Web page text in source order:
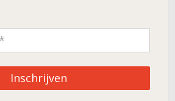
Inschrijven